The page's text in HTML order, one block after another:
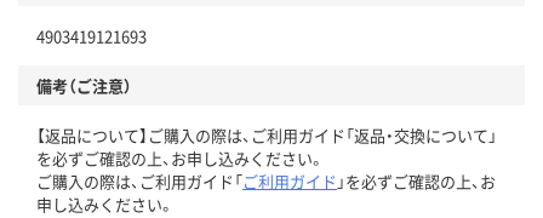
4903419121693
備考（ご注意）
【返品について】ご購入の際は、ご利用ガイド「返品・交換について」
を必ずご確認の上、お申し込みください。
ご購入の際は、ご利用ガイド「ご利用ガイド 」を必ずご確認の上、お
申し込みください。